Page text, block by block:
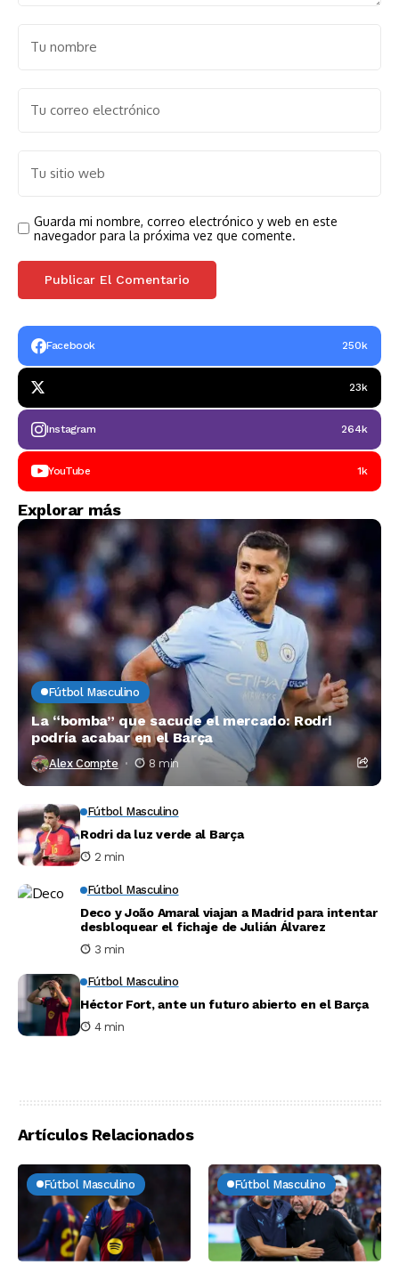
Guarda mi nombre, correo electrónico y web en este
navegador para la próxima vez que comente.
Facebook 250k
23k
Instagram 264k
YouTube 1k
Explorar más
Fútbol Masculino
La “bomba” que sacude el mercado: Rodri
podría acabar en el Barça
Alex Compte 8 min
Fútbol Masculino
Rodri da luz verde al Barça
2 min
Fútbol Masculino
Deco y João Amaral viajan a Madrid para intentar
desbloquear el fichaje de Julián Álvarez
3 min
Fútbol Masculino
Héctor Fort, ante un futuro abierto en el Barça
4 min
Artículos Relacionados
Fútbol Masculino Fútbol Masculino